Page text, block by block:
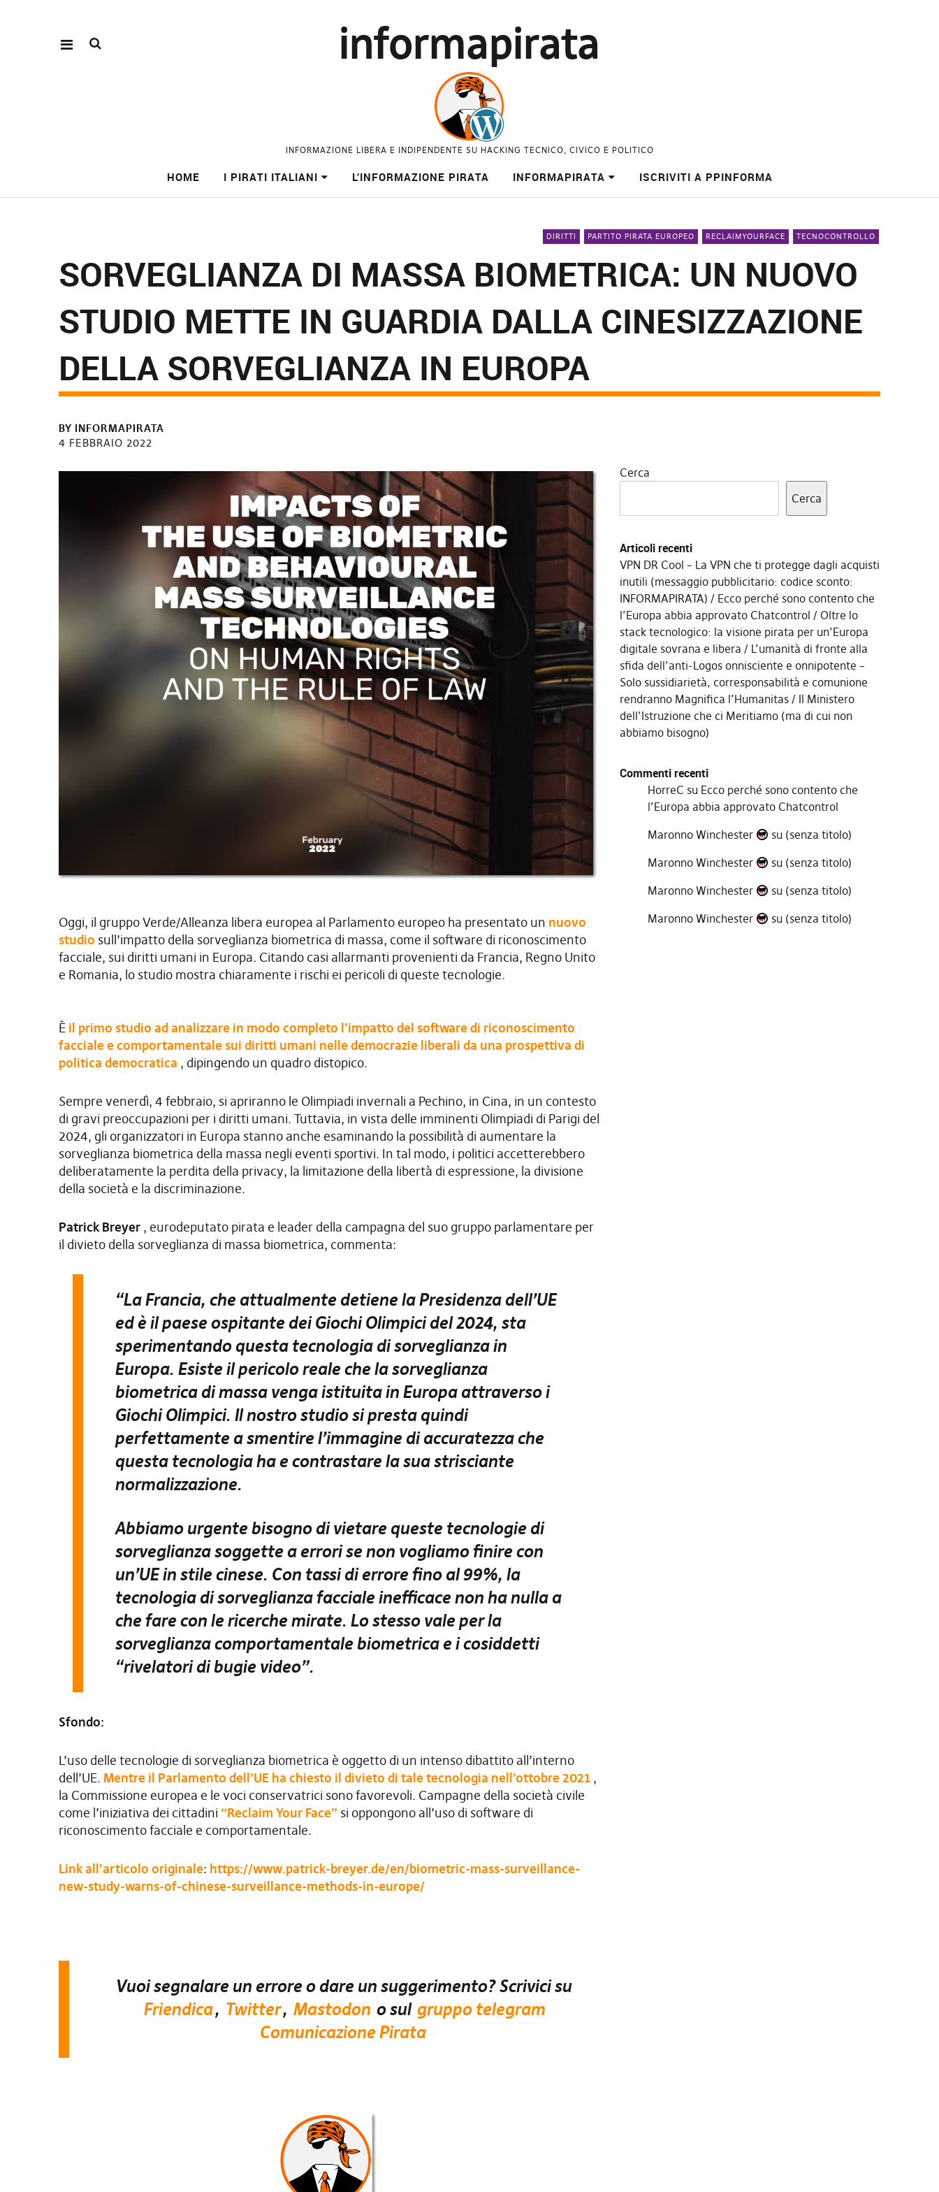
informapirata
INFORMAZIONE LIBERA E INDIPENDENTE SU HACKING TECNICO, CIVICO E POLITICO
HOME I PIRATI ITALIANI L’INFORMAZIONE PIRATA INFORMAPIRATA ISCRIVITI A PPINFORMA
DIRITTI PARTITO PIRATA EUROPEO RECLAIMYOURFACE TECNOCONTROLLO
SORVEGLIANZA DI MASSA BIOMETRICA: UN NUOVO
STUDIO METTE IN GUARDIA DALLA CINESIZZAZIONE
DELLA SORVEGLIANZA IN EUROPA
BY INFORMAPIRATA
4 FEBBRAIO 2022
Oggi, il gruppo Verde/Alleanza libera europea al Parlamento europeo ha presentato un nuovo
studio sull’impatto della sorveglianza biometrica di massa, come il software di riconoscimento
facciale, sui diritti umani in Europa. Citando casi allarmanti provenienti da Francia, Regno Unito
e Romania, lo studio mostra chiaramente i rischi ei pericoli di queste tecnologie.
È il primo studio ad analizzare in modo completo l’impatto del software di riconoscimento
facciale e comportamentale sui diritti umani nelle democrazie liberali da una prospettiva di
politica democratica , dipingendo un quadro distopico.
Sempre venerdì, 4 febbraio, si apriranno le Olimpiadi invernali a Pechino, in Cina, in un contesto
di gravi preoccupazioni per i diritti umani. Tuttavia, in vista delle imminenti Olimpiadi di Parigi del
2024, gli organizzatori in Europa stanno anche esaminando la possibilità di aumentare la
sorveglianza biometrica della massa negli eventi sportivi. In tal modo, i politici accetterebbero
deliberatamente la perdita della privacy, la limitazione della libertà di espressione, la divisione
della società e la discriminazione.
Patrick Breyer , eurodeputato pirata e leader della campagna del suo gruppo parlamentare per
il divieto della sorveglianza di massa biometrica, commenta:
“La Francia, che attualmente detiene la Presidenza dell’UE
edè il paese ospitante dei Giochi Olimpici del 2024, sta
sperimentando questa tecnologia di sorveglianza in
Europa. Esiste il pericolo reale che la sorveglianza
biometrica di massa venga istituita in Europa attraverso i
Giochi Olimpici. Il nostro studio si presta quindi
perfettamente a smentire l’immagine di accuratezza che
questa tecnologia ha e contrastare la sua strisciante
normalizzazione.
Abbiamo urgente bisogno di vietare queste tecnologie di
sorveglianza soggette a errori se non vogliamo finire con
un’UE in stile cinese. Con tassi di errore fino al 99%, la
tecnologia di sorveglianza facciale inefficace non ha nulla a
che fare con le ricerche mirate. Lo stesso vale per la
sorveglianza comportamentale biometrica e i cosiddetti
“rivelatori di bugie video”.
Sfondo:
L’uso delle tecnologie di sorveglianza biometrica è oggetto di un intenso dibattito all’interno
dell’UE. Mentre il Parlamento dell’UE ha chiesto il divieto di tale tecnologia nell’ottobre 2021 ,
la Commissione europea e le voci conservatrici sono favorevoli. Campagne della società civile
come l’iniziativa dei cittadini “Reclaim Your Face” si oppongono all’uso di software di
riconoscimento facciale e comportamentale.
Link all’articolo originale: https://www.patrick-breyer.de/en/biometric-mass-surveillance-
new-study-warns-of-chinese-surveillance-methods-in-europe/
Vuoi segnalare un errore o dare un suggerimento? Scrivici su
Friendica, Twitter, Mastodon o sul gruppo telegram
Comunicazione Pirata
Cerca
Cerca
Articoli recenti
VPN DR Cool – La VPN che ti protegge dagli acquisti
inutili (messaggio pubblicitario: codice sconto:
INFORMAPIRATA)
Ecco perché sono contento che
l’Europa abbia approvato Chatcontrol
Oltre lo
stack tecnologico: la visione pirata per un’Europa
digitale sovrana e libera
L’umanità di fronte alla
sfida dell’anti-Logos onnisciente e onnipotente –
Solo sussidiarietà, corresponsabilità e comunione
rendranno Magnifica l’Humanitas
Il Ministero
dell’Istruzione che ci Meritiamo (ma di cui non
abbiamo bisogno)
Commenti recenti
HorreC su Ecco perché sono contento che
l’Europa abbia approvato Chatcontrol
Maronno Winchester
su (senza titolo)
Maronno Winchester
su (senza titolo)
Maronno Winchester
su (senza titolo)
Maronno Winchester
su (senza titolo)